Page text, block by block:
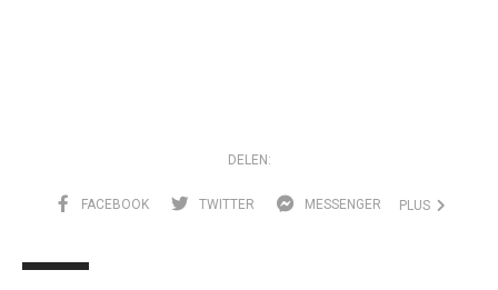
DELEN:
FACEBOOK TWITTER MESSENGER PLUS